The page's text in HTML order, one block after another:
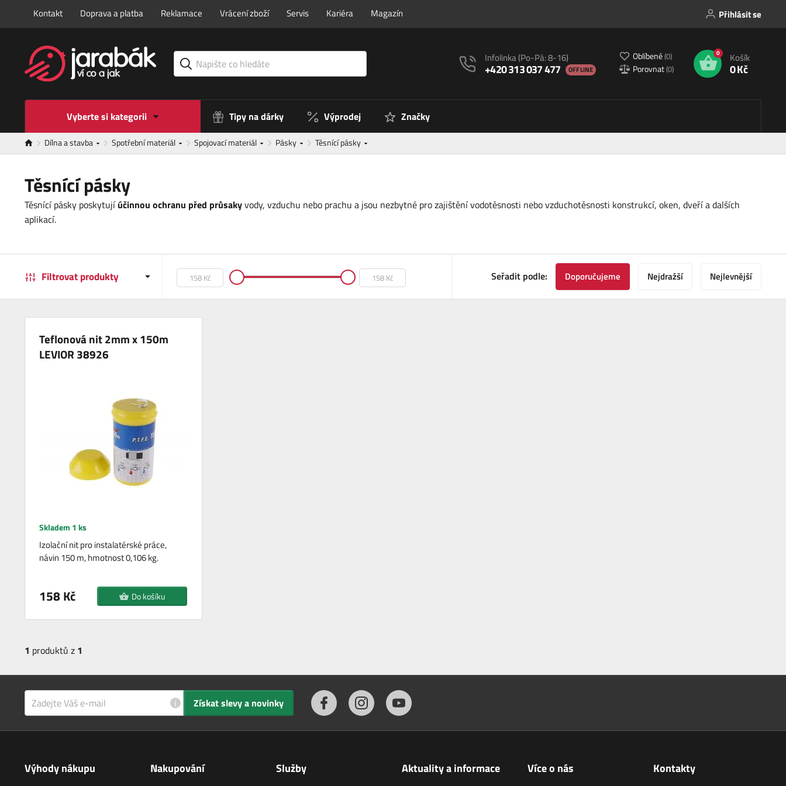
Kontakt Doprava a platba Reklamace Vrácení zboží Servis Kariéra Magazín Přihlásit se
Infolinka(Po-Pá: 8-16)
+420 313 037 477 OFFLINE
Oblíbené(0)
Porovnat(0)
0 Košík
0 Kč
Vyberte si kategorii Tipy na dárky Výprodej Značky
Dílna a stavba Spotřební materiál Spojovací materiál Pásky Těsnící pásky
Těsnící pásky
Těsnící pásky poskytujíúčinnou ochranu před průsakyvody, vzduchu nebo prachu a jsou nezbytné pro zajištění vodotěsnosti nebo vzduchotěsnosti konstrukcí, oken, dveří a dalších
aplikací.
Filtrovat produkty Seřadit podle: Doporučujeme Nejdražší Nejlevnější
Teflonová nit 2mm x 150m
LEVIOR 38926
Skladem 1 ks
Izolační nit pro instalatérské práce,
návin 150 m, hmotnost 0,106 kg.
158 Kč Do košíku
1 produktů z 1
i Získat slevy a novinky
Výhody nákupu Nakupování Služby Aktuality a informace Více o nás Kontakty